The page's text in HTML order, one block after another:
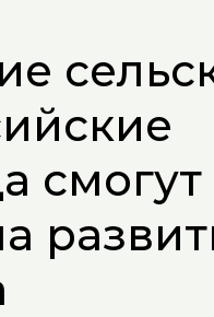
смогут